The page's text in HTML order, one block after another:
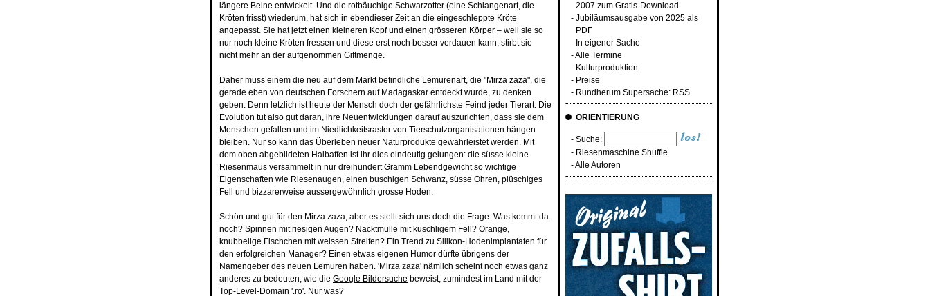
längere Beine entwickelt. Und die rotbäuchige Schwarzotter (eine Schlangenart, die
Kröten frisst) wiederum, hat sich in ebendieser Zeit an die eingeschleppte Kröte
angepasst. Sie hat jetzt einen kleineren Kopf und einen grösseren Körper – weil sie so
nur noch kleine Kröten fressen und diese erst noch besser verdauen kann, stirbt sie
nicht mehr an der aufgenommen Giftmenge.
Daher muss einem die neu auf dem Markt befindliche Lemurenart, die "Mirza zaza", die
gerade eben von deutschen Forschern auf Madagaskar entdeckt wurde, zu denken
geben. Denn letzlich ist heute der Mensch doch der gefährlichste Feind jeder Tierart. Die
Evolution tut also gut daran, ihre Neuentwicklungen darauf auszurichten, dass sie dem
Menschen gefallen und im Niedlichkeitsraster von Tierschutzorganisationen hängen
bleiben. Nur so kann das Überleben neuer Naturprodukte gewährleistet werden. Mit
dem oben abgebildeten Halbaffen ist ihr dies eindeutig gelungen: die süsse kleine
Riesenmaus versammelt in nur dreihundert Gramm Lebendgewicht so wichtige
Eigenschaften wie Riesenaugen, einen buschigen Schwanz, süsse Ohren, plüschiges
Fell und bizzarerweise aussergewöhnlich grosse Hoden.
Schön und gut für den Mirza zaza, aber es stellt sich uns doch die Frage: Was kommt da
noch? Spinnen mit riesigen Augen? Nacktmulle mit kuschligem Fell? Orange,
knubbelige Fischchen mit weissen Streifen? Ein Trend zu Silikon-Hodenimplantaten für
den erfolgreichen Manager? Einen etwas eigenen Humor dürfte übrigens der
Namengeber des neuen Lemuren haben. 'Mirza zaza' nämlich scheint noch etwas ganz
anderes zu bedeuten, wie die Google Bildersuche beweist, zumindest im Land mit der
Top-Level-Domain '.ro'. Nur was?
2007 zum Gratis-Download
- Jubiläumsausgabe von 2025 als
PDF
- In eigener Sache
-Alle Termine
- Kulturproduktion
- Preise
- Rundherum Supersache: RSS
ORIENTIERUNG
- Suche:
- Riesenmaschine Shuffle
-Alle Autoren